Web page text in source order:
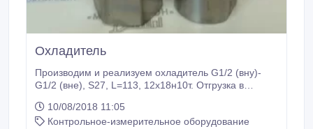
Охладитель
Производим и реализуем охладитель G1/2 (вну)-
G1/2 (вне), S27, L=113, 12х18н10т. Отгрузка в
Безналичный расчет. Гарантия, производитель, не
требует обязательной сертификации..
10/08/2018 11:05
Контрольное-измерительное оборудование